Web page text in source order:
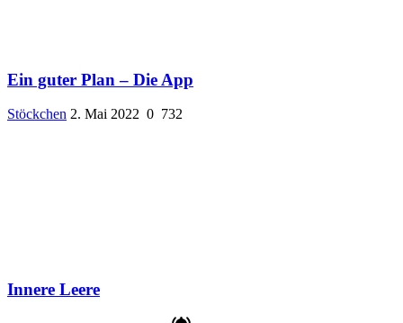
Ein guter Plan – Die App
Stöckchen 2. Mai 2022 0 732
Innere Leere